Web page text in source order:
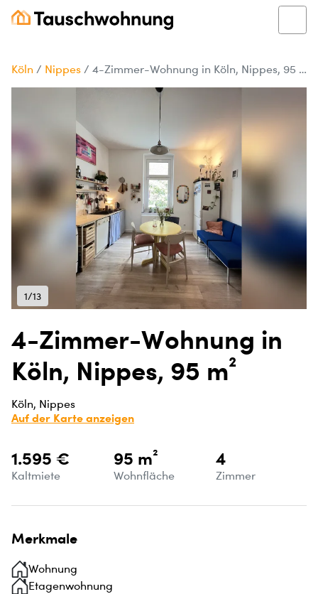
Köln / Nippes / 4-Zimmer-Wohnung in Köln, Nippes, 95 m²
1/13
4-Zimmer-Wohnung in
Köln, Nippes, 95 m²
Köln, Nippes
Auf der Karte anzeigen
1.595 €
Kaltmiete
95 m²
Wohnfläche
4
Zimmer
Merkmale
Wohnung
Etagenwohnung